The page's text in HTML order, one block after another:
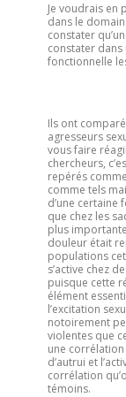
Je voudrais
dans le
constater
constater
fonctionnelle
Ils ont
agresseurs
vous faire
chercheurs,
repérés
comme tels
d’une certaine
que chez les
plus
douleur était
populations
s’active chez
puisque cette
élément
l’excitation
notoirement
violentes que
une
d’autrui et
corrélation
témoins.